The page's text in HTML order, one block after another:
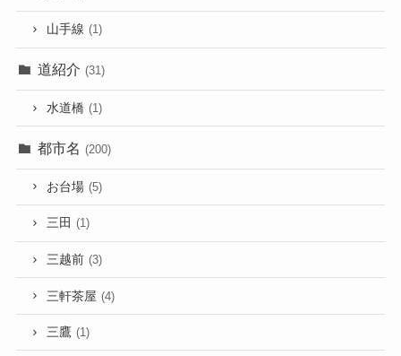
山手線 (1)
道紹介 (31)
水道橋 (1)
都市名 (200)
お台場 (5)
三田 (1)
三越前 (3)
三軒茶屋 (4)
三鷹 (1)